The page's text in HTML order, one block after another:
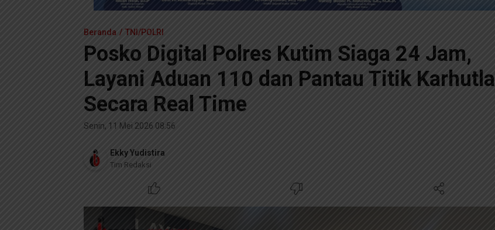
Beranda TNI/POLRI
Posko Digital Polres Kutim Siaga 24 Jam,
Layani Aduan 110 dan Pantau Titik Karhutla
Secara Real Time
Senin, 11 Mei 2026 08:56
Ekky Yudistira
Tim Redaksi